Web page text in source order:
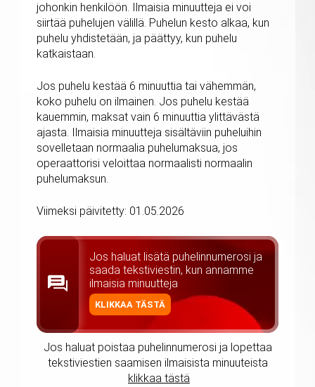
johonkin henkilöön. Ilmaisia ​​minuutteja ei voi
siirtää puhelujen välillä. Puhelun kesto alkaa, kun
puhelu yhdistetään, ja päättyy, kun puhelu
katkaistaan.
Jos puhelu kestää 6 minuuttia tai vähemmän,
koko puhelu on ilmainen. Jos puhelu kestää
kauemmin, maksat vain 6 minuuttia ylittävästä
ajasta. Ilmaisia minuutteja sisältäviin puheluihin
sovelletaan normaalia puhelumaksua, jos
operaattorisi veloittaa normaalisti normaalin
puhelumaksun.
Viimeksi päivitetty: 01.05.2026
Jos haluat lisätä puhelinnumerosi ja
saada tekstiviestin, kun annamme
ilmaisia minuutteja
KLIKKAA TÄSTÄ
Jos haluat poistaa puhelinnumerosi ja lopettaa
tekstiviestien saamisen ilmaisista minuuteista
klikkaa tästä